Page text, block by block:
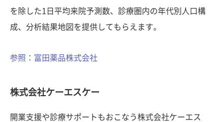
を除した1日平均来院予測数、診療圏内の年代別人口構
成、分析結果地図を提供してもらえます。
参照：富田薬品株式会社
株式会社ケーエスケー
開業支援や診療サポートもおこなう株式会社ケーエス